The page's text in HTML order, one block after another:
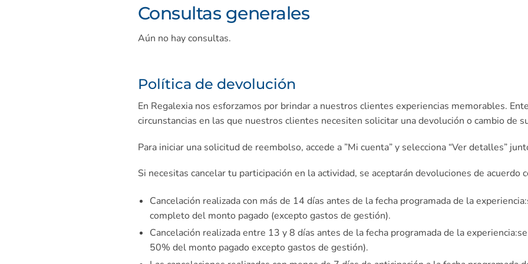
Consultas generales
Aún no hay consultas.
Política de devolución
En Regalexia nos esforzamos por brindar a nuestros clientes experiencias memorables.
circunstancias en las que nuestros clientes necesiten solicitar una devolución o cambio de
Para iniciar una solicitud de reembolso, accede a ”Mi cuenta” y selecciona “Ver detalles”
Si necesitas cancelar tu participación en la actividad, se aceptarán devoluciones de acuerdo
Cancelación realizada con más de 14 días antes de la fecha programada de la experiencia:
completo del monto pagado (excepto gastos de gestión).
Cancelación realizada entre 13 y 8 días antes de la fecha programada de la experiencia:
50% del monto pagado excepto gastos de gestión).